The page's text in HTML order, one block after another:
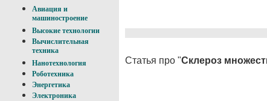
Авиация и
машиностроение
Высокие технологии
Вычислительная
техника
Нанотехнология
Роботехника
Энергетика
Электроника
Статья про "Склероз